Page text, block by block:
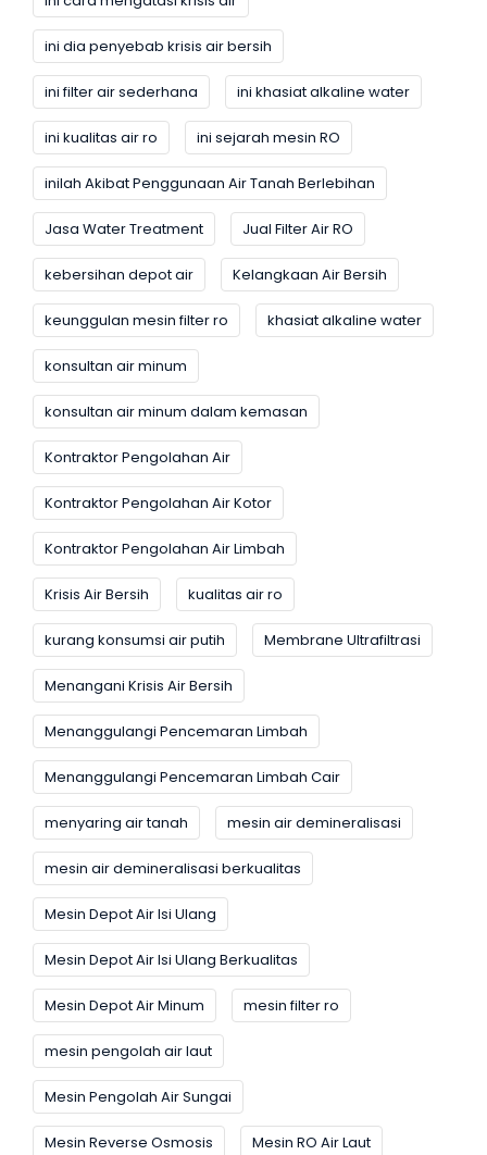
ini dia penyebab krisis air bersih
ini filter air sederhana ini khasiat alkaline water
ini kualitas air ro ini sejarah mesin RO
inilah Akibat Penggunaan Air Tanah Berlebihan
Jasa Water Treatment Jual Filter Air RO
kebersihan depot air Kelangkaan Air Bersih
keunggulan mesin filter ro khasiat alkaline water
konsultan air minum
konsultan air minum dalam kemasan
Kontraktor Pengolahan Air
Kontraktor Pengolahan Air Kotor
Kontraktor Pengolahan Air Limbah
Krisis Air Bersih kualitas air ro
kurang konsumsi air putih Membrane Ultrafiltrasi
Menangani Krisis Air Bersih
Menanggulangi Pencemaran Limbah
Menanggulangi Pencemaran Limbah Cair
menyaring air tanah mesin air demineralisasi
mesin air demineralisasi berkualitas
Mesin Depot Air Isi Ulang
Mesin Depot Air Isi Ulang Berkualitas
Mesin Depot Air Minum mesin filter ro
mesin pengolah air laut
Mesin Pengolah Air Sungai
Mesin Reverse Osmosis Mesin RO Air Laut